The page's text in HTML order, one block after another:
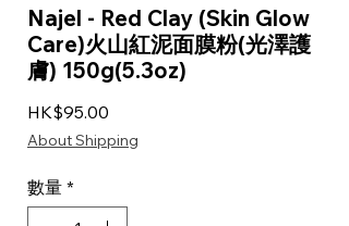
Najel - Red Clay (Skin Glow
Care)火山紅泥面膜粉(光澤護
膚) 150g(5.3oz)
HK$95.00
About Shipping
數量 *